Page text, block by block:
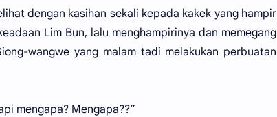
dengan kasihan sekali kepada kakek yang hampir
Lim Bun, lalu menghampirinya dan memegang
wangwe yang malam tadi melakukan perbuatan
mengapa? Mengapa??”